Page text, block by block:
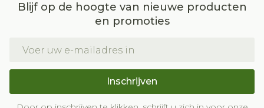
Blijf op de hoogte van nieuwe producten
en promoties
Inschrijven